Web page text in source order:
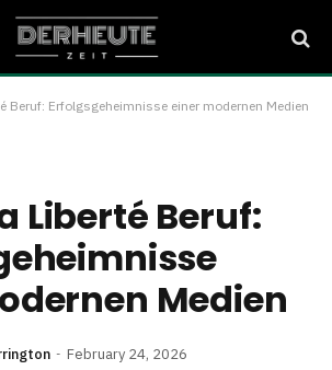
Beruf: Erfolgsgeheimnisse einer modernen Medien
Liberté Beruf:
Medien
February 24, 2026